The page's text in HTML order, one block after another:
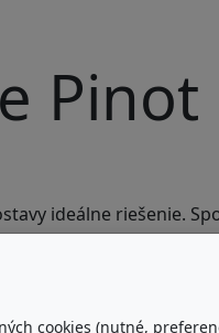
Pinot
ideálne riešenie.
cookies (nutné,